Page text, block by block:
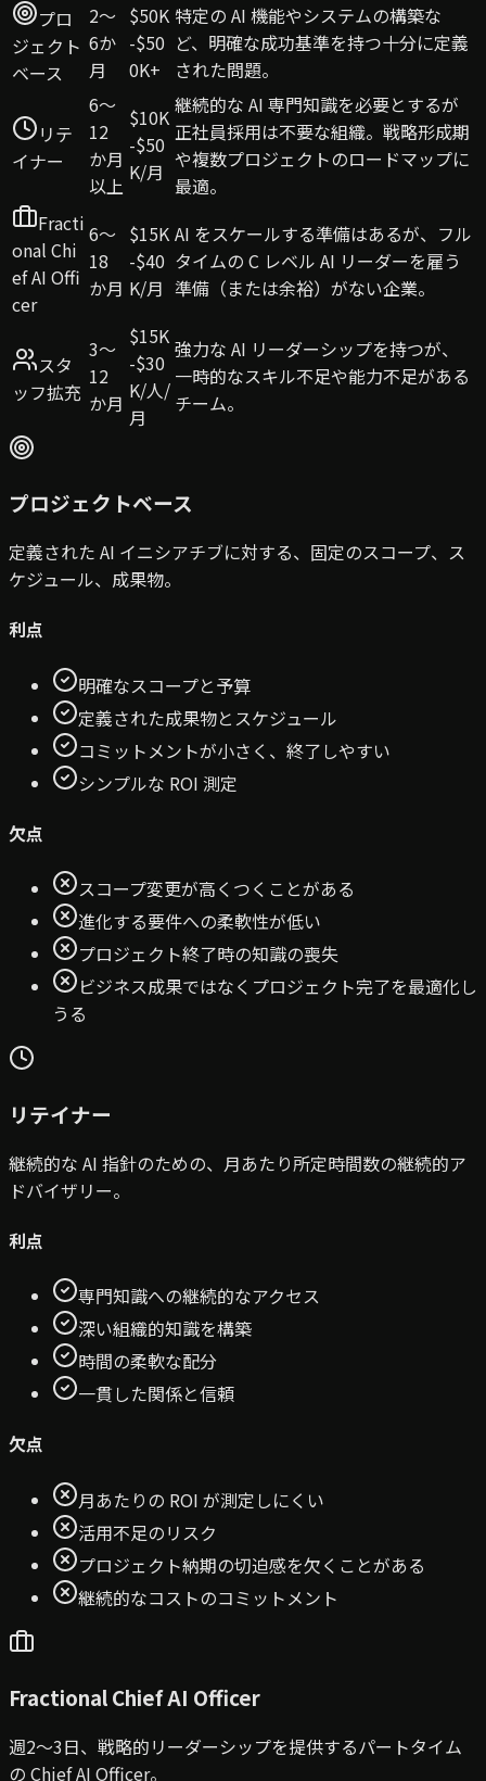
プロ
ジェクト
ベース
2〜
6か
月
$50K
-$50
0K+
特定の AI 機能やシステムの構築な
ど、明確な成功基準を持つ十分に定義
された問題。
リテ
イナー
6〜
12
か月
以上
$10K
-$50
K/月
継続的な AI 専門知識を必要とするが
正社員採用は不要な組織。戦略形成期
や複数プロジェクトのロードマップに
最適。
Fracti
onal Chi
ef AI Offi
cer
6〜
18
か月
$15K
-$40
K/月
AI をスケールする準備はあるが、フル
タイムの C レベル AI リーダーを雇う
準備（または余裕）がない企業。
スタ
ッフ拡充
3〜
12
か月
$15K
-$30
K/人/
月
強力な AI リーダーシップを持つが、
一時的なスキル不足や能力不足がある
チーム。
プロジェクトベース
定義された AI イニシアチブに対する、固定のスコープ、ス
ケジュール、成果物。
利点
明確なスコープと予算
定義された成果物とスケジュール
コミットメントが小さく、終了しやすい
シンプルな ROI 測定
欠点
スコープ変更が高くつくことがある
進化する要件への柔軟性が低い
プロジェクト終了時の知識の喪失
ビジネス成果ではなくプロジェクト完了を最適化し
うる
リテイナー
継続的な AI 指針のための、月あたり所定時間数の継続的ア
ドバイザリー。
利点
専門知識への継続的なアクセス
深い組織的知識を構築
時間の柔軟な配分
一貫した関係と信頼
欠点
月あたりの ROI が測定しにくい
活用不足のリスク
プロジェクト納期の切迫感を欠くことがある
継続的なコストのコミットメント
Fractional Chief AI Officer
週2〜3日、戦略的リーダーシップを提供するパートタイム
の Chief AI Officer。